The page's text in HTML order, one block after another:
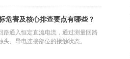
危害及核心排查要点有哪些？
通入恒定直流电流，通过测量回路
、导电连接部位的接触状态。